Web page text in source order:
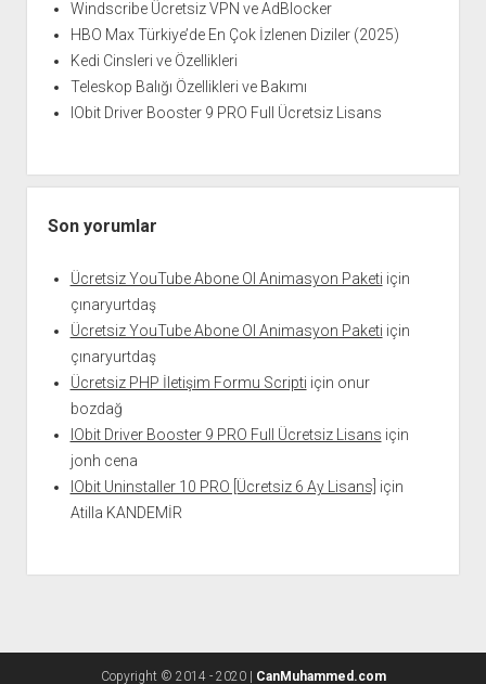
Windscribe Ücretsiz VPN ve AdBlocker
HBO Max Türkiye’de En Çok İzlenen Diziler (2025)
Kedi Cinsleri ve Özellikleri
Teleskop Balığı Özellikleri ve Bakımı
IObit Driver Booster 9 PRO Full Ücretsiz Lisans
Son yorumlar
Ücretsiz YouTube Abone Ol Animasyon Paketi için
çınaryurtdaş
Ücretsiz YouTube Abone Ol Animasyon Paketi için
çınaryurtdaş
Ücretsiz PHP İletişim Formu Scripti için onur
bozdağ
IObit Driver Booster 9 PRO Full Ücretsiz Lisans için
jonh cena
IObit Uninstaller 10 PRO [Ücretsiz 6 Ay Lisans] için
Atilla KANDEMİR
Copyright © 2014 - 2020 | CanMuhammed.com